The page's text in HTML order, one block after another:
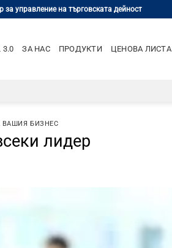
за управление на търговската дейност
3.0 ЗА НАС ПРОДУКТИ ЦЕНОВА ЛИСТА
ВАШИЯ БИЗНЕС
лидер